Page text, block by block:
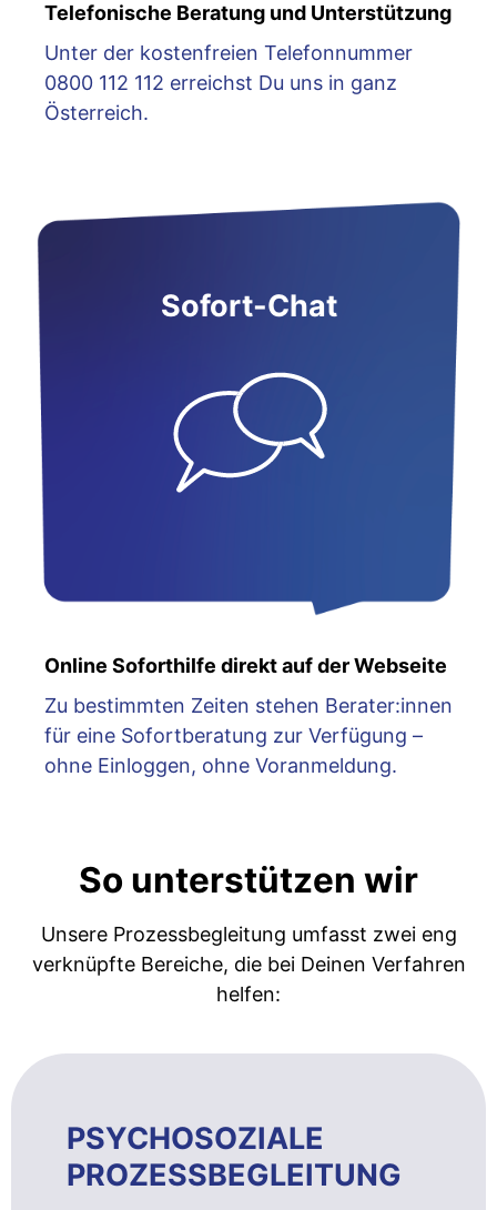
Telefonische Beratung und Unterstützung
Unter der kostenfreien Telefonnummer
0800 112 112 erreichst Du uns in ganz
Österreich.
Sofort-Chat
Online Soforthilfe direkt auf der Webseite
Zu bestimmten Zeiten stehen Berater:innen
für eine Sofortberatung zur Verfügung –
ohne Einloggen, ohne Voranmeldung.
So unterstützen wir
Unsere Prozessbegleitung umfasst zwei eng
verknüpfte Bereiche, die bei Deinen Verfahren
helfen:
PSYCHOSOZIALE
PROZESSBEGLEITUNG